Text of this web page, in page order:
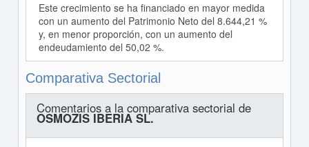
Este crecimiento se ha financiado en mayor medida
con un aumento del Patrimonio Neto del 8.644,21 %
y, en menor proporción, con un aumento del
endeudamiento del 50,02 %.
Comparativa Sectorial
Comentarios a la comparativa sectorial de
OSMOZIS IBERIA SL.